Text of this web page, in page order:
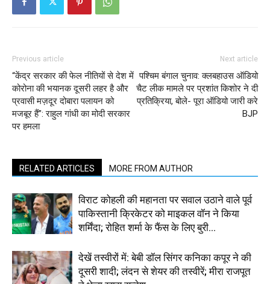
Previous article
“केंद्र सरकार की फेल नीतियों से देश में
कोरोना की भयानक दूसरी लहर है और
प्रवासी मज़दूर दोबारा पलायन को
मजबूर हैं”: राहुल गांधी का मोदी सरकार
पर हमला
Next article
पश्चिम बंगाल चुनाव: क्लबहाउस ऑडियो
चैट लीक मामले पर प्रशांत किशोर ने दी
प्रतिक्रिया, बोले- पूरा ऑडियो जारी करे
BJP
RELATED ARTICLES MORE FROM AUTHOR
विराट कोहली की महानता पर सवाल उठाने वाले पूर्व
पाकिस्तानी क्रिकेटर को माइकल वॉन ने किया
शर्मिंदा; रोहित शर्मा के फैंस के लिए बुरी...
देखें तस्वीरों में: बेबी डॉल सिंगर कनिका कपूर ने की
दूसरी शादी; लंदन से शेयर की तस्वीरें; मीरा राजपूत